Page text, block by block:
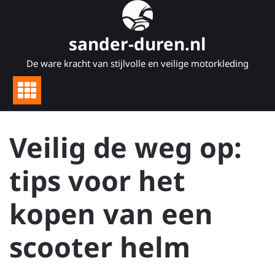
sander-duren.nl
De ware kracht van stijlvolle en veilige motorkleding
Veilig de weg op:
tips voor het
kopen van een
scooter helm